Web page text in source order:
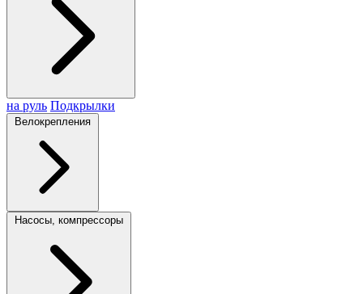
на руль Подкрылки
Велокрепления
Насосы, компрессоры